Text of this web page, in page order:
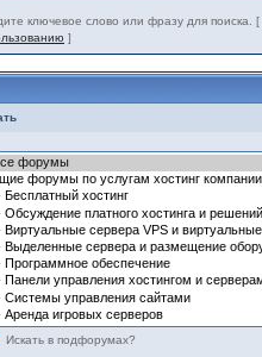
ключевое слово или фразу для поиска. [
]
Искать в подфорумах?